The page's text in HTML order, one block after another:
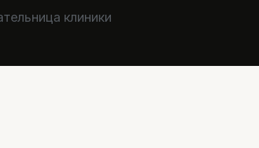
клиники